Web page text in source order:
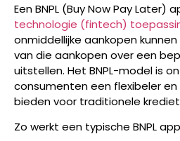
Een BNPL (Buy Now Pay Later)
technologie (fintech)
onmiddellijke aankopen
van die aankopen over een
uitstellen. Het BNPL-model is
consumenten een flexibeler
bieden voor traditionele
Zo werkt een typische BNPL